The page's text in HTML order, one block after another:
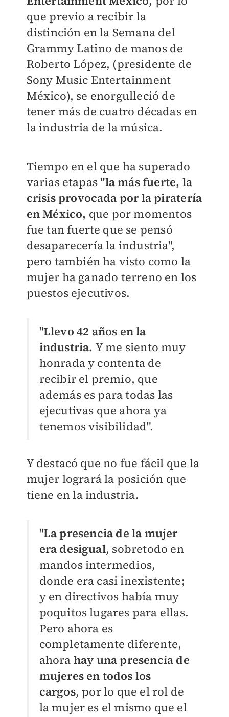
que previo a recibir la
distinción en la Semana del
Grammy Latino de manos de
Roberto López, (presidente de
Sony Music Entertainment
México), se enorgulleció de
tener más de cuatro décadas en
la industria de la música.
Tiempo en el que ha superado
varias etapas"la más fuerte, la
crisis provocada por la piratería
en México, que por momentos
fue tan fuerte que se pensó
desaparecería la industria",
pero también ha visto como la
mujer ha ganado terreno en los
puestos ejecutivos.
"Llevo 42 años en la
industria. Y me siento muy
honrada y contenta de
recibir el premio, que
además es para todas las
ejecutivas que ahora ya
tenemos visibilidad".
Y destacó que no fue fácil que la
mujer logrará la posición que
tiene en la industria.
"La presencia de la mujer
era desigual, sobretodo en
mandos intermedios,
donde era casi inexistente;
y en directivos había muy
poquitos lugares para ellas.
Pero ahora es
completamente diferente,
ahora hay una presencia de
mujeres en todos los
cargos, por lo que el rol de
la mujer es el mismo que el